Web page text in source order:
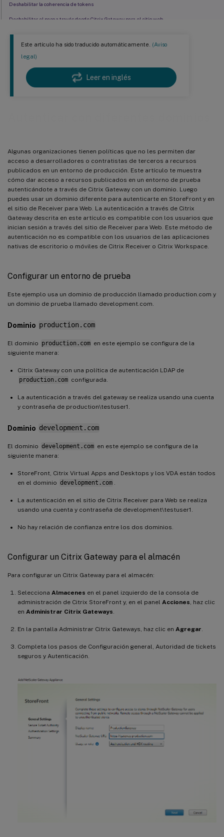
Este artículo ha sido traducido automáticamente. (Aviso
legal)
Leer en inglés
Algunas organizaciones tienen políticas que no les permiten dar
acceso a desarrolladores o contratistas de terceros a recursos
publicados en un entorno de producción. Este artículo te muestra
cómo dar acceso a recursos publicados en un entorno de prueba
autenticándote a través de Citrix Gateway con un dominio. Luego
puedes usar un dominio diferente para autenticarte en StoreFront y en
el sitio de Receiver para Web. La autenticación a través de Citrix
Gateway descrita en este artículo es compatible con los usuarios que
inician sesión a través del sitio de Receiver para Web. Este método de
autenticación no es compatible con los usuarios de las aplicaciones
nativas de escritorio o móviles de Citrix Receiver o Citrix Workspace.
Configurar un entorno de prueba
Este ejemplo usa un dominio de producción llamado production.com y
un dominio de prueba llamado development.com.
Dominio production.com
El dominio production.com en este ejemplo se configura de la
siguiente manera:
Citrix Gateway con una política de autenticación LDAP de
production.com configurada.
La autenticación a través del gateway se realiza usando una cuenta
y contraseña de production\testuser1.
Dominio development.com
El dominio development.com en este ejemplo se configura de la
siguiente manera:
StoreFront, Citrix Virtual Apps and Desktops y los VDA están todos
en el dominio development.com
La autenticación en el sitio de Citrix Receiver para Web se realiza
usando una cuenta y contraseña de development\testuser1.
No hay relación de confianza entre los dos dominios.
Configurar un Citrix Gateway para el almacén
Para configurar un Citrix Gateway para el almacén:
Selecciona Almacenes en el panel izquierdo de la consola de
administración de Citrix StoreFront y, en el panel Acciones , haz clic
en Administrar Citrix Gateways
En la pantalla Administrar Citrix Gateways, haz clic en Agregar
Completa los pasos de Configuración general, Autoridad de tickets
seguros y Autenticación.
Deshabilitar la coherencia de tokens
Deshabilitar el paso a través desde Citrix Gateway para el sitio web
Iniciar sesión en Gateway usando un usuario y credenciales de production.com
Agregar una lista desplegable de dominios de confianza en StoreFront (opcional)